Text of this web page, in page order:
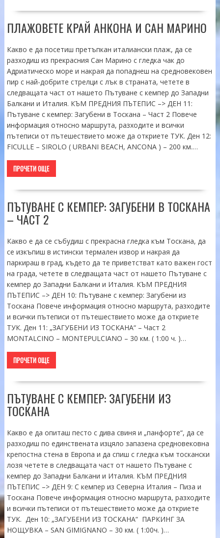
ПЛАЖОВЕТЕ КРАЙ АНКОНА И САН МАРИНО
Какво е да посетиш претъпкан италиански плаж, да се
разходиш из прекрасния Сан Марино с гледка чак до
Адриатическо море и накрая да попаднеш на средновековен
пир с най-добрите стрелци с лък в страната, четете в
следващата част от нашето Пътуване с кемпер до Западни
Балкани и Италия. КЪМ ПРЕДНИЯ ПЪТЕПИС –> ДЕН 11:
Пътуване с кемпер: Загубени в Тоскана – Част 2 Повече
информация относно маршрута, разходите и всички
пътеписи от пътешествието може да откриете ТУК. Ден 12:
FICULLE – SIROLO ( URBANI BEACH, ANCONA ) – 200 км.…
ПРОЧЕТИ ОЩЕ
ПЪТУВАНЕ С КЕМПЕР: ЗАГУБЕНИ В ТОСКАНА
– ЧАСТ 2
Какво е да се събудиш с прекрасна гледка към Тоскана, да
се изкъпиш в истински термален извор и накрая да
паркираш в град, където да те приветстват като важен гост
на града, четете в следващата част от нашето Пътуване с
кемпер до Западни Балкани и Италия. КЪМ ПРЕДНИЯ
ПЪТЕПИС –> ДЕН 10: Пътуване с кемпер: Загубени из
Тоскана Повече информация относно маршрута, разходите
и всички пътеписи от пътешествието може да откриете
ТУК. Ден 11: „ЗАГУБЕНИ ИЗ ТОСКАНА“ – Част 2
MONTALCINO – MONTEPULCIANO – 30 км. ( 1:00 ч. )…
ПРОЧЕТИ ОЩЕ
ПЪТУВАНЕ С КЕМПЕР: ЗАГУБЕНИ ИЗ
ТОСКАНА
Какво е да опиташ песто с дива свиня и „панфорте“, да се
разходиш по единствената изцяло запазена средновековна
крепостна стена в Европа и да спиш с гледка към тоскански
лозя четете в следващата част от нашето Пътуване с
кемпер до Западни Балкани и Италия. КЪМ ПРЕДНИЯ
ПЪТЕПИС –> ДЕН 9: С кемпер из Северна Италия – Пиза и
Тоскана Повече информация относно маршрута, разходите
и всички пътеписи от пътешествието може да откриете
ТУК. Ден 10: „ЗАГУБЕНИ ИЗ ТОСКАНА“ ПАРКИНГ ЗА
НОЩУВКА – SAN GIMIGNANO – 30 км. ( 1:00ч. )…